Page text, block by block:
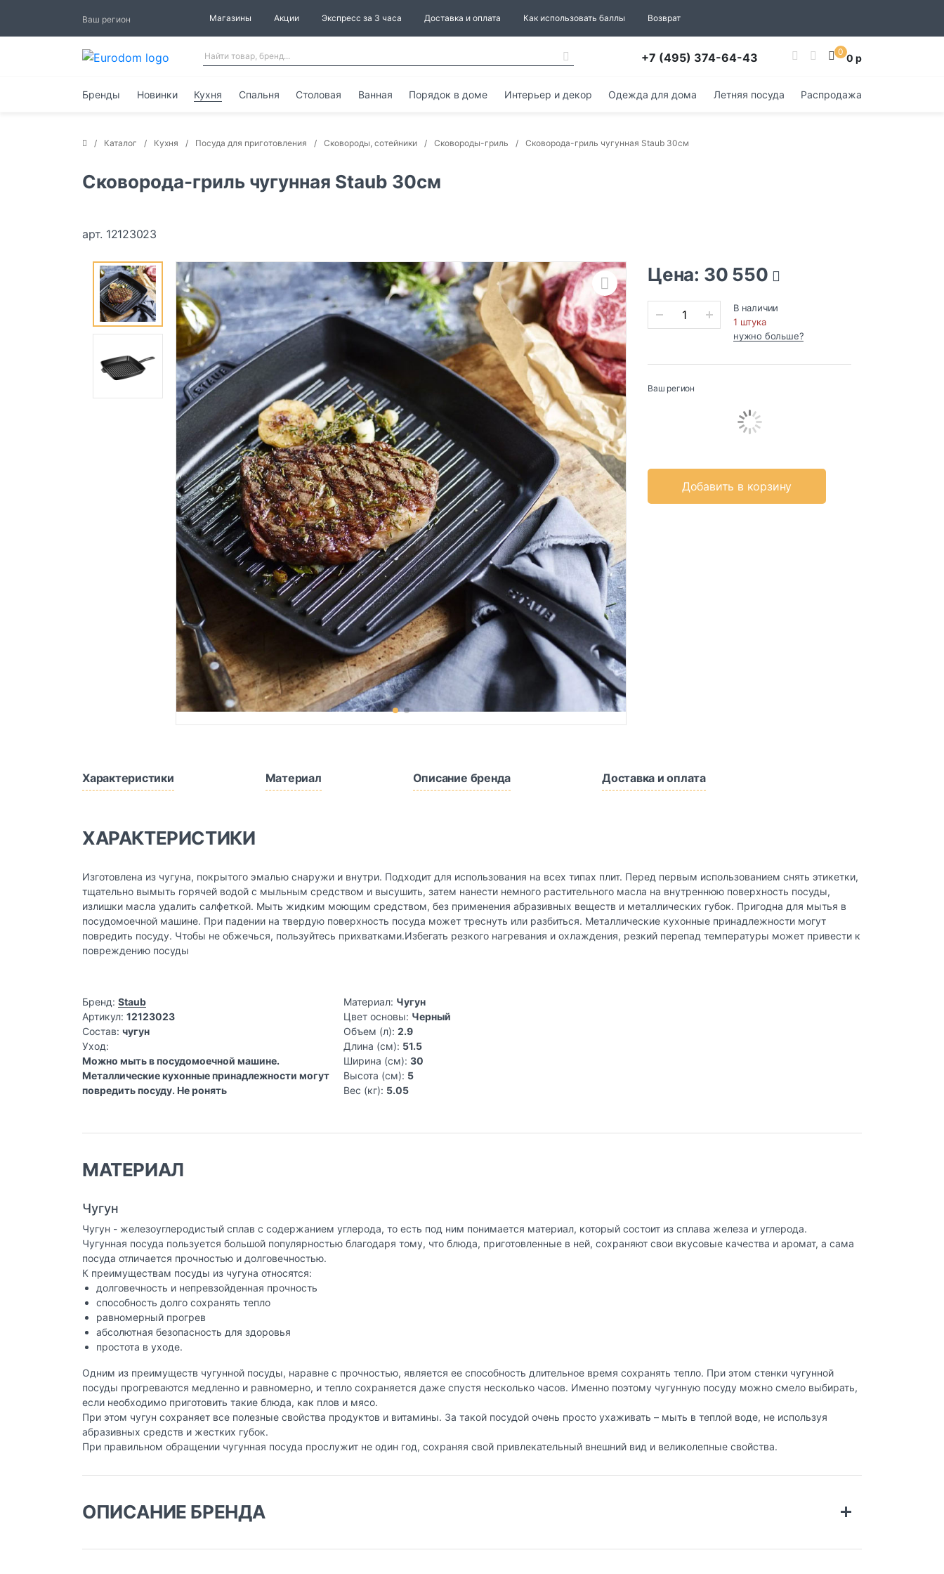
Ваш регион Магазины Акции Экспресс за 3 часа Доставка и оплата Как использовать баллы Возврат
+7 (495) 374-64-43 0 0 р
Бренды Новинки Кухня Спальня Столовая Ванная Порядок в доме Интерьер и декор Одежда для дома Летняя посуда Распродажа
Каталог Кухня Посуда для приготовления Сковороды, сотейники Сковороды-гриль Сковорода-гриль чугунная Staub 30см
Сковорода-гриль чугунная Staub 30см
арт. 12123023
Цена: 30 550
В наличии
1 штука
нужно больше?
Ваш регион
Добавить в корзину
Характеристики Материал Описание бренда Доставка и оплата
ХАРАКТЕРИСТИКИ
Изготовлена из чугуна, покрытого эмалью снаружи и внутри. Подходит для использования на всех типах плит. Перед первым использованием снять этикетки,
тщательно вымыть горячей водой с мыльным средством и высушить, затем нанести немного растительного масла на внутреннюю поверхность посуды,
излишки масла удалить салфеткой. Мыть жидким моющим средством, без применения абразивных веществ и металлических губок. Пригодна для мытья в
посудомоечной машине. При падении на твердую поверхность посуда может треснуть или разбиться. Металлические кухонные принадлежности могут
повредить посуду. Чтобы не обжечься, пользуйтесь прихватками.Избегать резкого нагревания и охлаждения, резкий перепад температуры может привести к
повреждению посуды
Бренд: Staub
Артикул: 12123023
Состав: чугун
Уход:
Можно мыть в посудомоечной машине.
Металлические кухонные принадлежности могут
повредить посуду. Не ронять
Материал: Чугун
Цвет основы: Черный
Объем (л): 2.9
Длина (см): 51.5
Ширина (см): 30
Высота (см): 5
Вес (кг): 5.05
МАТЕРИАЛ
Чугун
Чугун - железоуглеродистый сплав с содержанием углерода, то есть под ним понимается материал, который состоит из сплава железа и углерода.
Чугунная посуда пользуется большой популярностью благодаря тому, что блюда, приготовленные в ней, сохраняют свои вкусовые качества и аромат, а сама
посуда отличается прочностью и долговечностью.
К преимуществам посуды из чугуна относятся:
долговечность и непревзойденная прочность
способность долго сохранять тепло
равномерный прогрев
абсолютная безопасность для здоровья
простота в уходе.
Одним из преимуществ чугунной посуды, наравне с прочностью, является ее способность длительное время сохранять тепло. При этом стенки чугунной
посуды прогреваются медленно и равномерно, и тепло сохраняется даже спустя несколько часов. Именно поэтому чугунную посуду можно смело выбирать,
если необходимо приготовить такие блюда, как плов и мясо.
При этом чугун сохраняет все полезные свойства продуктов и витамины. За такой посудой очень просто ухаживать – мыть в теплой воде, не используя
абразивных средств и жестких губок.
При правильном обращении чугунная посуда прослужит не один год, сохраняя свой привлекательный внешний вид и великолепные свойства.
ОПИСАНИЕ БРЕНДА